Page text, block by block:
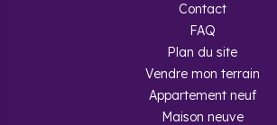
Contact
FAQ
Plan du site
Vendre mon terrain
Appartement neuf
Maison neuve